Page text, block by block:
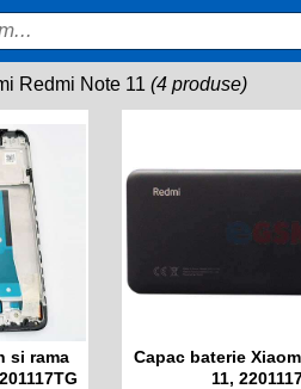
Redmi Note 11 (4 produse)
si rama
Capac baterie
11,